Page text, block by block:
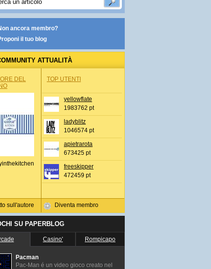
ancora membro?
il tuo blog
ATTUALITÀ
DEL
sull'autore
TOP UTENTI
yellowflate
1983762 pt
ladyblitz
1046574 pt
apietrarota
673425 pt
freeskipper
472459 pt
Diventa membro
SU PAPERBLOG
Casino' Rompicapo
Pacman
Pac-Man é un video gioco creato nel